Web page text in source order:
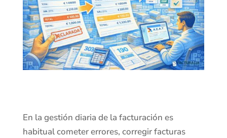
En la gestión diaria de la facturación es
habitual cometer errores, corregir facturas